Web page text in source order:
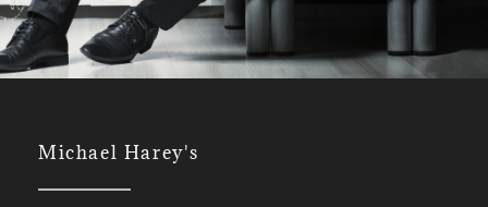
Michael Harey's